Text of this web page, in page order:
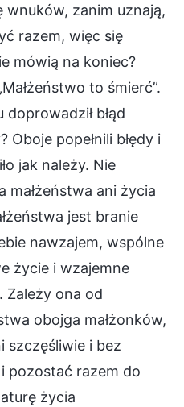
wnuków, zanim uznają,
razem, więc się
mówią na koniec?
to śmierć”.
błąd
popełnili błędy i
jak należy. Nie
małżeństwa ani życia
jest branie
nawzajem, wspólne
życie i wzajemne
Zależy ona od
obojga małżonków,
szczęśliwie i bez
pozostać razem do
życia